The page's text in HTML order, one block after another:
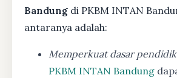
Bandung di PKBM INTAN
antaranya adalah:
Memperkuat dasar
PKBM INTAN Bandung